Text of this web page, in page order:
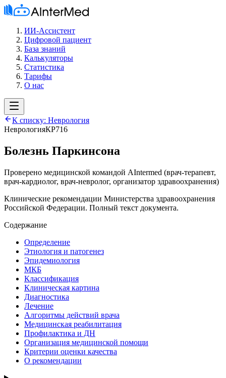
ИИ-Ассистент
Цифровой пациент
База знаний
Калькуляторы
Статистика
Тарифы
О нас
К списку: Неврология
НеврологияКР716
Болезнь Паркинсона
Проверено медицинской командой AIntermed (врач-терапевт,
врач-кардиолог, врач-невролог, организатор здравоохранения)
Клинические рекомендации Министерства здравоохранения
Российской Федерации. Полный текст документа.
Содержание
Определение
Этиология и патогенез
Эпидемиология
МКБ
Классификация
Клиническая картина
Диагностика
Лечение
Алгоритмы действий врача
Медицинская реабилитация
Профилактика и ДН
Организация медицинской помощи
Критерии оценки качества
О рекомендации